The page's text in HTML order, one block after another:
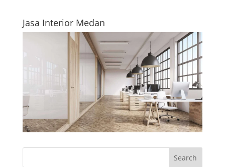
Jasa Interior Medan
Search